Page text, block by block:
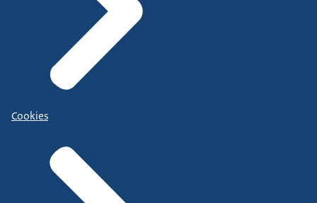
Cookies